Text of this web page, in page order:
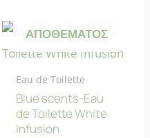
ΑΠΟΘΈΜΑΤΟΣ
Eau de Toilette
Blue scents-Eau
de Toilette White
Infusion